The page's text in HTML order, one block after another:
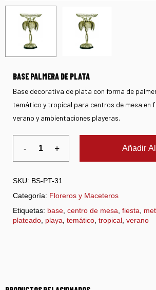
BASE PALMERA DE PLATA
Base decorativa de plata con forma de
temático y tropical para centros de mesa en
verano y ambientaciones playeras.
Añadir
SKU: BS-PT-31
Categoría: Floreros y Maceteros
Etiquetas: base centro de mesa fiesta
plateado playa temático tropical verano